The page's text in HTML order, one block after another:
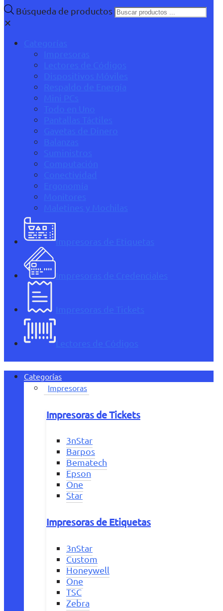
Búsqueda de productos
✕
Categorías
Impresoras
Lectores de Códigos
Dispositivos Móviles
Respaldo de Energía
Mini PCs
Todo en Uno
Pantallas Táctiles
Gavetas de Dinero
Balanzas
Suministros
Computación
Conectividad
Ergonomía
Monitores
Maletines y Mochilas
Impresoras de Etiquetas
Impresoras de Credenciales
Impresoras de Tickets
Lectores de Códigos
Categorías
Impresoras
Impresoras de Tickets
3nStar
Barpos
Bematech
Epson
One
Star
Impresoras de Etiquetas
3nStar
Custom
Honeywell
One
TSC
Zebra